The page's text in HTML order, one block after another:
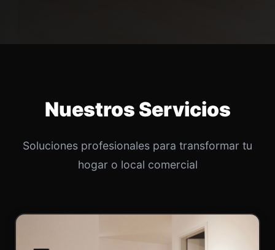
Nuestros Servicios
Soluciones profesionales para transformar tu
hogar o local comercial